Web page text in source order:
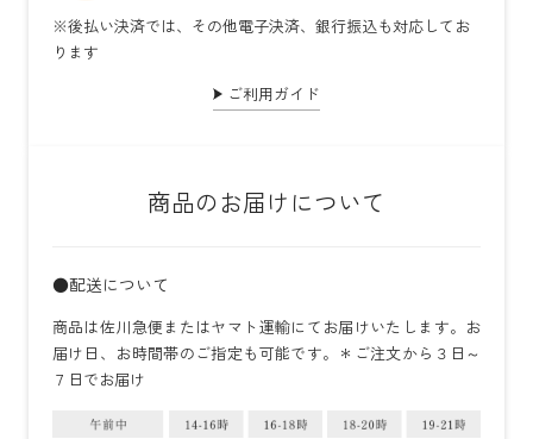
※後払い決済では、その他電子決済、銀行振込も対応してお
ります
ご利用ガイド
商品のお届けについて
●配送について
商品は佐川急便またはヤマト運輸にてお届けいたします。お
届け日、お時間帯のご指定も可能です。＊ご注文から３日～
７日でお届け